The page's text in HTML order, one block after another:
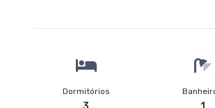
Dormitórios